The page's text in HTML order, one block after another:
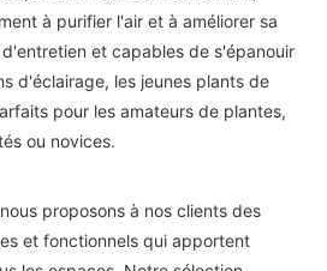
à purifier l'air et à améliorer sa
et capables de s'épanouir
d'éclairage, les jeunes plants de
pour les amateurs de plantes,
ou novices.
proposons à nos clients des
et fonctionnels qui apportent